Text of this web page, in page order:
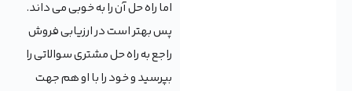
اما راه حل آن را به خوبی می داند.
پس بهتر است در ارزیابی فروش
راجع به راه حل مشتری سوالاتی را
بپرسید و خود را با او هم جهت